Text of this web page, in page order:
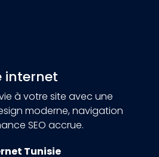
internet
à votre site avec une
moderne, navigation
SEO accrue.
Tunisie